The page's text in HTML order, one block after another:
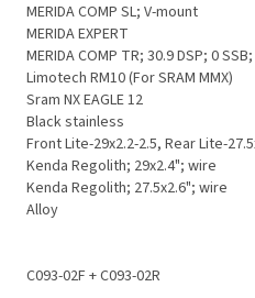
MERIDA COMP SL; V-mount
MERIDA EXPERT
MERIDA COMP TR; 30.9 DSP; 0
Limotech RM10 (For SRAM MMX)
Sram NX EAGLE 12
Black stainless
Front Lite-29x2.2-2.5, Rear Lite-
Kenda Regolith; 29x2.4"; wire
Kenda Regolith; 27.5x2.6"; wire
Alloy
C093-02F + C093-02R